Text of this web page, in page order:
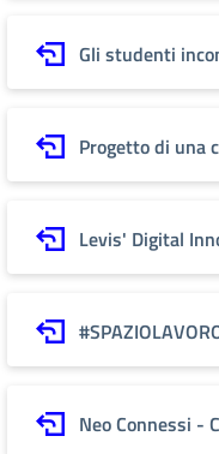
Gli studenti
Progetto di una
Levis' Digital
Neo Connessi -